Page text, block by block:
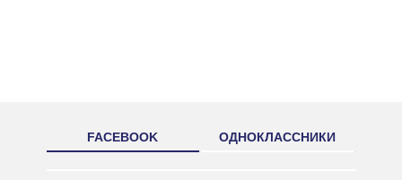
FACEBOOK ОДНОКЛАССНИКИ